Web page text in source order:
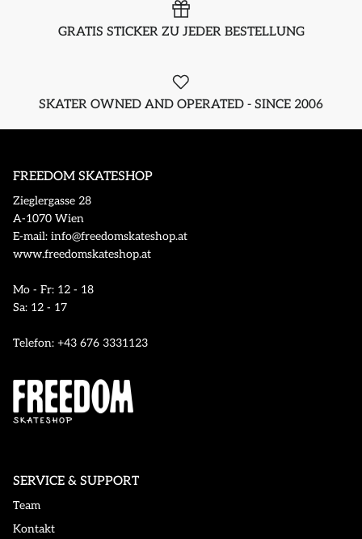
GRATIS STICKER ZU JEDER BESTELLUNG
SKATER OWNED AND OPERATED - SINCE 2006
FREEDOM SKATESHOP
Zieglergasse 28
A-1070 Wien
E-mail: info@freedomskateshop.at
www.freedomskateshop.at
Mo - Fr: 12 - 18
Sa: 12 - 17
Telefon: +43 676 3331123
SERVICE & SUPPORT
Team
Kontakt